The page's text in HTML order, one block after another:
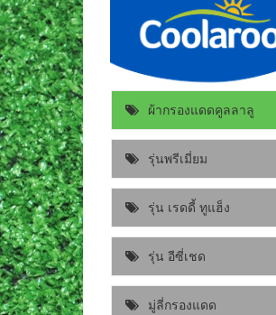
ผ้ากรองแดดคูลลาลู
รุ่นพรีเมี่ยม
รุ่น เรดดี้ ทูแฮ็ง
รุ่น อีซี่เชด
มู่ลี่กรองแดด